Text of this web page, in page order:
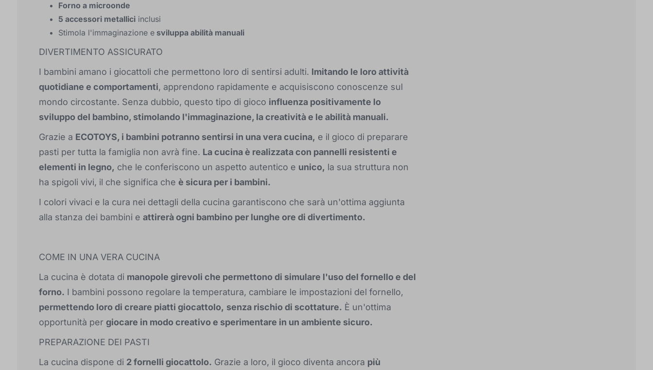
Forno a microonde
5 accessori metallici inclusi
Stimola l'immaginazione e sviluppa abilità manuali
DIVERTIMENTO ASSICURATO
I bambini amano i giocattoli che permettono loro di sentirsi adulti. Imitando le loro attività
quotidiane e comportamenti, apprendono rapidamente e acquisiscono conoscenze sul
mondo circostante. Senza dubbio, questo tipo di gioco influenza positivamente lo
sviluppo del bambino, stimolando l'immaginazione, la creatività e le abilità manuali.
Grazie a ECOTOYS, i bambini potranno sentirsi in una vera cucina, e il gioco di preparare
pasti per tutta la famiglia non avrà fine. La cucina è realizzata con pannelli resistenti e
elementi in legno, che le conferiscono un aspetto autentico e unico, la sua struttura non
ha spigoli vivi, il che significa che è sicura per i bambini.
I colori vivaci e la cura nei dettagli della cucina garantiscono che sarà un'ottima aggiunta
alla stanza dei bambini e attirerà ogni bambino per lunghe ore di divertimento.
COME IN UNA VERA CUCINA
La cucina è dotata di manopole girevoli che permettono di simulare l'uso del fornello e del
forno. I bambini possono regolare la temperatura, cambiare le impostazioni del fornello,
permettendo loro di creare piatti giocattolo, senza rischio di scottature. È un'ottima
opportunità per giocare in modo creativo e sperimentare in un ambiente sicuro.
PREPARAZIONE DEI PASTI
La cucina dispone di 2 fornelli giocattolo. Grazie a loro, il gioco diventa ancora più